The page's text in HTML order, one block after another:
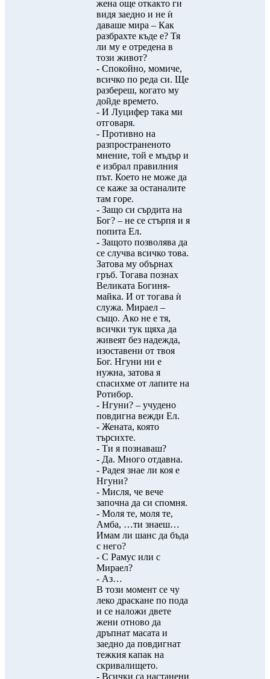
жена още откакто ги
видя заедно и не ѝ
даваше мира – Как
разбрахте къде е? Тя
ли му е отредена в
този живот?
- Спокойно, момиче,
всичко по реда си. Ще
разбереш, когато му
дойде времето.
- И Луцифер така ми
отговаря.
- Противно на
разпространеното
мнение, той е мъдър и
е избрал правилния
път. Което не може да
се каже за останалите
там горе.
- Защо си сърдита на
Бог? – не се стърпя и я
попита Ел.
- Защото позволява да
се случва всичко това.
Затова му обърнах
гръб. Тогава познах
Великата Богиня-
майка. И от тогава ѝ
служа. Мираел –
също. Ако не е тя,
всички тук щяха да
живеят без надежда,
изоставени от твоя
Бог. Нгуни ни е
нужна, затова я
спасихме от лапите на
Ротибор.
- Нгуни? – учудено
повдигна вежди Ел.
- Жената, която
търсихте.
- Ти я познаваш?
- Да. Много отдавна.
- Радея знае ли коя е
Нгуни?
- Мисля, че вече
започна да си спомня.
- Моля те, моля те,
Амба, …ти знаеш…
Имам ли шанс да бъда
с него?
- С Рамус или с
Мираел?
- Аз…
В този момент се чу
леко драскане по пода
и се наложи двете
жени отново да
дръпнат масата и
заедно да повдигнат
тежкия капак на
скривалището.
- Всички са настанени